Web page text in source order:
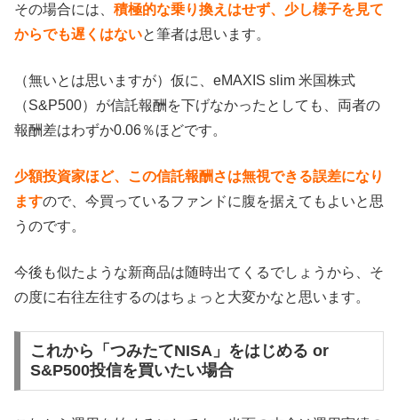
その場合には、 積極的な乗り換えはせず、少し様子を見て
からでも遅くはないと筆者は思います。
（無いとは思いますが）仮に、eMAXIS slim 米国株式
（S&P500）が信託報酬を下げなかったとしても、両者の
報酬差はわずか0.06％ほどです。
少額投資家ほど、この信託報酬さは無視できる誤差になり
ますので、今買っているファンドに腹を据えてもよいと思
うのです。
今後も似たような新商品は随時出てくるでしょうから、そ
の度に右往左往するのはちょっと大変かなと思います。
これから「つみたてNISA」をはじめる or
S&P500投信を買いたい場合